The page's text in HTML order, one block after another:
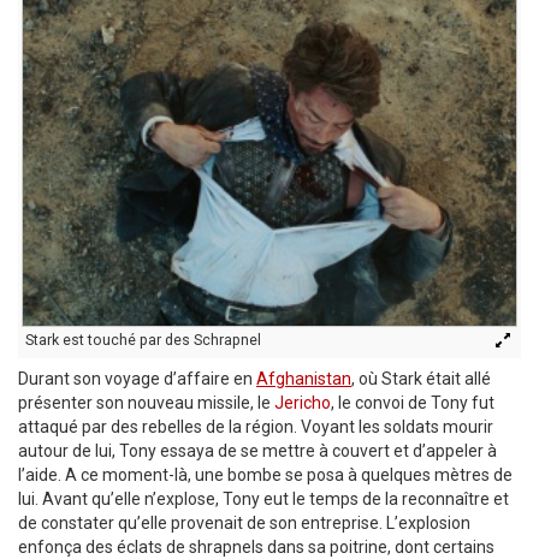
Stark est touché par des Schrapnel
Durant son voyage d’affaire en Afghanistan, où Stark était allé
présenter son nouveau missile, le Jericho, le convoi de Tony fut
attaqué par des rebelles de la région. Voyant les soldats mourir
autour de lui, Tony essaya de se mettre à couvert et d’appeler à
l’aide. A ce moment-là, une bombe se posa à quelques mètres de
lui. Avant qu’elle n’explose, Tony eut le temps de la reconnaître et
de constater qu’elle provenait de son entreprise. L’explosion
enfonça des éclats de shrapnels dans sa poitrine, dont certains